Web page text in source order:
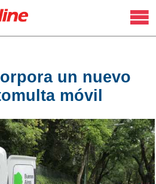
un nuevo
móvil